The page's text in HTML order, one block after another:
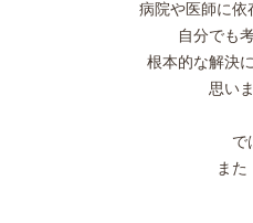
病院や医師に依
自分でも
根本的な解決
思い
で
また